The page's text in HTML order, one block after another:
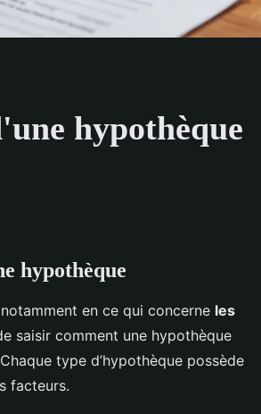
hypothèque
hypothèque
en ce qui concerne les
saisir comment une hypothèque
type d’hypothèque possède
facteurs.